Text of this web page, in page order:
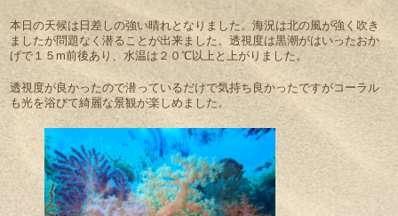
ッ
プ
本日の天候は日差しの強い晴れとなりました。海況は北の風が強く吹き
ましたが問題なく潜ることが出来ました。透視度は黒潮がはいったおか
げで１５m前後あり、水温は２０℃以上と上がりました。
透視度が良かったので潜っているだけで気持ち良かったですがコーラル
も光を浴びて綺麗な景観が楽しめました。